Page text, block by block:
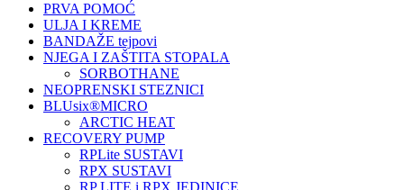
PRVA POMOĆ
ULJA I KREME
BANDAŽE tejpovi
NJEGA I ZAŠTITA STOPALA
SORBOTHANE
NEOPRENSKI STEZNICI
BLUsix®MICRO
ARCTIC HEAT
RECOVERY PUMP
RPLite SUSTAVI
RPX SUSTAVI
RP LITE i RPX JEDINICE